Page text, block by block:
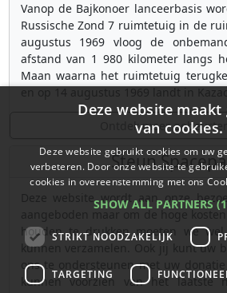
Vanop de Bajkonoer lanceerbasis
Russische Zond 7 ruimtetuig in de
augustus 1969 vloog de
afstand van 1 980 kilometer langs
Maan waarna het ruimtetuig
Ontdek meer
Steun
Deze website wordt aan onze
aangeboden maar om de hoge
houden te drukken moeten we
kunnen verzamelen. Ook jij kunt uw
ons te ondersteunen met uw
kunnen voorzien van het laatste
Deze website
van cookies.
Deze website gebruikt cookies om uw
verbeteren. Door onze website te
cookies in overeenstemming met ons
SHOW ALL PARTNERS
STRIKT NOODZAKELIJK
TARGETING